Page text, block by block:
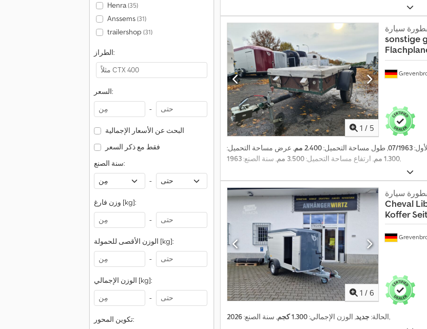
Henra(35)
Anssems(31)
trailershop (31)
الطراز:
السعر:
-
البحث عن الأسعار الإجمالية
فقط مع ذكر السعر
سنة الصنع:
-
وزن فارغ [kg]:
-
الوزن الأقصى للحمولة [kg]:
-
الوزن الإجمالي [kg]:
-
تكوين المحور:
1 / 5
سيارة
sonstige
07/1963, طول مساحة التحميل:2.400 مم
, عرض مساحة التحميل:
1.300 مم
, ارتفاع مساحة التحميل:3.500 مم , سنة الصنع:1963 ,
1 / 6
سيارة
Cheval
Koffer
الحالة:جديد, الوزن الإجمالي:1.300 كجم , سنة الصنع:2026 ,